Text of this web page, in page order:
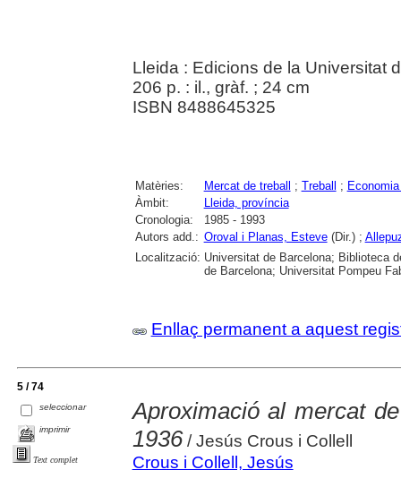
Lleida : Edicions de la Universitat
206 p. : il., gràf. ; 24 cm
ISBN 8488645325
Matèries: Mercat de treball ; Treball ;
Àmbit:
Lleida, província
Cronologia:
1985 - 1993
Autors add.: Oroval i Planas, Esteve(Dir.) ;
Localització: Universitat de Barcelona; Biblioteca
de Barcelona; Universitat Pompeu
Enllaç permanent a aquest
5 / 74
seleccionar
imprimir
Text complet
Aproximació al mercat
1936/ Jesús Crous i Collell
Crous i Collell, Jesús